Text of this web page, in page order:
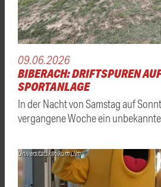
09.06.2026
BIBERACH: DRIFTSPUREN
SPORTANLAGE
In der Nacht von Samstag auf
vergangene Woche ein
Universitätsklinikum Ulm